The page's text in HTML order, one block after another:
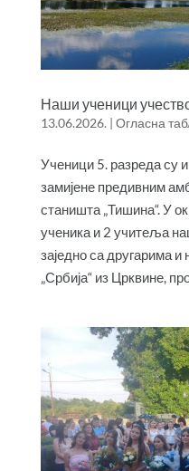
Наши ученици
13.06.2026. | Огласна
Ученици 5. разреда су
замијене предивним
станишта „Тишина“. У
ученика и 2 учитеља
заједно са другарима
„Србија“ из Црквине,